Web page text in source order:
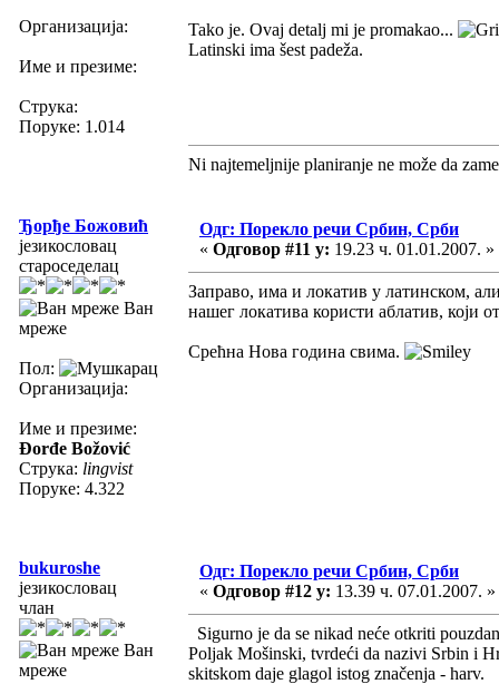
Организација:
Име и презиме:
Струка:
Поруке: 1.014
Tako je. Ovaj detalj mi je promakao...
Latinski ima šest padeža.
Ni najtemeljnije planiranje ne može da
Ђорђе Божовић
језикословац
староседелац
Ван
мреже
Пол:
Организација:
Име и презиме:
Đorđe Božović
Струка: lingvist
Поруке: 4.322
Одг: Порекло речи Србин, Срби
« Одговор #11 у: 19.23 ч. 01.01.2007. »
Заправо, има и локатив у латинском,
нашег локатива користи аблатив, који
Срећна Нова година свима.
bukuroshe
језикословац
члан
Ван
мреже
Одг: Порекло речи Србин, Срби
« Одговор #12 у: 13.39 ч. 07.01.2007. »
Sigurno je da se nikad neće otkriti
Poljak Mošinski, tvrdeći da nazivi Srbin i
skitskom daje glagol istog značenja - harv.